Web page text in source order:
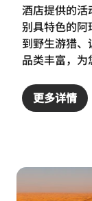
酒店提供的
别具特色的
到野生游猎、
品类丰富，为
更多详情